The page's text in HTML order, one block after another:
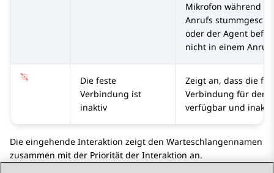
Mikrofon während
Anrufs
oder der Agent
nicht in einem Anruf.
Die feste
Verbindung ist
inaktiv
Zeigt an, dass die
Verbindung für den
verfügbar und
Die eingehende Interaktion zeigt den Warteschlangennamen
zusammen mit der Priorität der Interaktion an.